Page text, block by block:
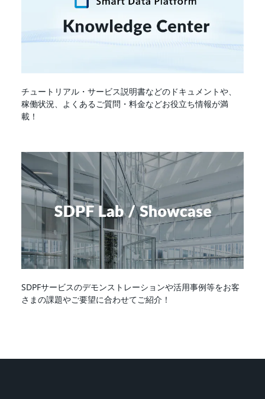
チュートリアル・サービス説明書などのドキュメントや、
稼働状況、よくあるご質問・料金などお役立ち情報が満
載！
SDPFサービスのデモンストレーションや活用事例等をお客
さまの課題やご要望に合わせてご紹介！